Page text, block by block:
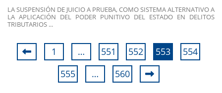
LA SUSPENSIÓN DE JUICIO A PRUEBA, COMO SISTEMA ALTERNATIVO A
LA APLICACIÓN DEL PODER PUNITIVO DEL ESTADO EN DELITOS
TRIBUTARIOS ...
1 … 551 552 553
554
555
… 560